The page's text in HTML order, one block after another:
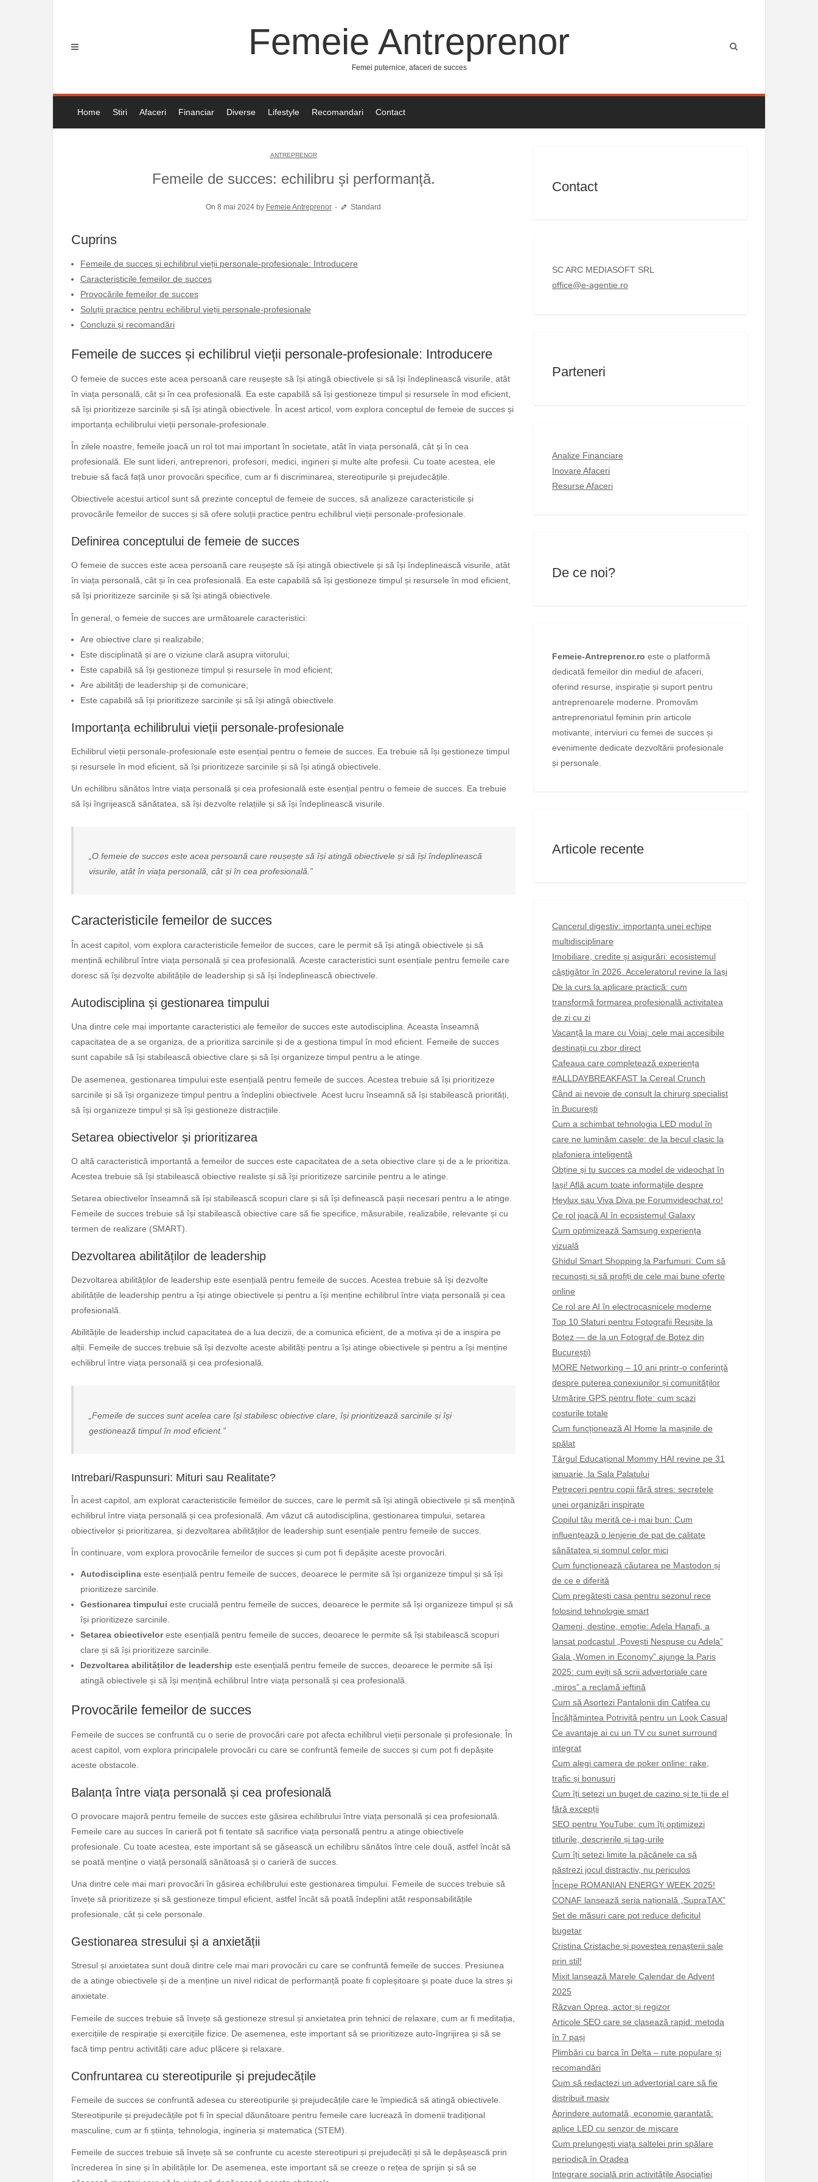
Femeie Antreprenor
Femei puternice, afaceri de succes
Home Stiri Afaceri Financiar Diverse Lifestyle Recomandari Contact
ANTREPRENOR
Femeile de succes: echilibru și performanță.
On 8 mai 2024 by Femeie Antreprenor Standard
Cuprins
Femeile de succes și echilibrul vieții personale-profesionale: Introducere
Caracteristicile femeilor de succes
Provocările femeilor de succes
Soluții practice pentru echilibrul vieții personale-profesionale
Concluzii și recomandări
Femeile de succes și echilibrul vieții personale-profesionale: Introducere
O femeie de succes este acea persoană care reușește să își atingă obiectivele și să își îndeplinească visurile, atât
în viața personală, cât și în cea profesională. Ea este capabilă să își gestioneze timpul și resursele în mod eficient,
să își prioritizeze sarcinile și să își atingă obiectivele. În acest articol, vom explora conceptul de femeie de succes și
importanța echilibrului vieții personale-profesionale.
În zilele noastre, femeile joacă un rol tot mai important în societate, atât în viața personală, cât și în cea
profesională. Ele sunt lideri, antreprenori, profesori, medici, ingineri și multe alte profesii. Cu toate acestea, ele
trebuie să facă față unor provocări specifice, cum ar fi discriminarea, stereotipurile și prejudecățile.
Obiectivele acestui articol sunt să prezinte conceptul de femeie de succes, să analizeze caracteristicile și
provocările femeilor de succes și să ofere soluții practice pentru echilibrul vieții personale-profesionale.
Definirea conceptului de femeie de succes
O femeie de succes este acea persoană care reușește să își atingă obiectivele și să își îndeplinească visurile, atât
în viața personală, cât și în cea profesională. Ea este capabilă să își gestioneze timpul și resursele în mod eficient,
să își prioritizeze sarcinile și să își atingă obiectivele.
În general, o femeie de succes are următoarele caracteristici:
Are obiective clare și realizabile;
Este disciplinată și are o viziune clară asupra viitorului;
Este capabilă să își gestioneze timpul și resursele în mod eficient;
Are abilități de leadership și de comunicare;
Este capabilă să își prioritizeze sarcinile și să își atingă obiectivele.
Importanța echilibrului vieții personale-profesionale
Echilibrul vieții personale-profesionale este esențial pentru o femeie de succes. Ea trebuie să își gestioneze timpul
și resursele în mod eficient, să își prioritizeze sarcinile și să își atingă obiectivele.
Un echilibru sănătos între viața personală și cea profesională este esențial pentru o femeie de succes. Ea trebuie
să își îngrijească sănătatea, să își dezvolte relațiile și să își îndeplinească visurile.
„O femeie de succes este acea persoană care reușește să își atingă obiectivele și să își îndeplinească
visurile, atât în viața personală, cât și în cea profesională.”
Caracteristicile femeilor de succes
În acest capitol, vom explora caracteristicile femeilor de succes, care le permit să își atingă obiectivele și să
mențină echilibrul între viața personală și cea profesională. Aceste caracteristici sunt esențiale pentru femeile care
doresc să își dezvolte abilitățile de leadership și să își îndeplinească obiectivele.
Autodisciplina și gestionarea timpului
Una dintre cele mai importante caracteristici ale femeilor de succes este autodisciplina. Aceasta înseamnă
capacitatea de a se organiza, de a prioritiza sarcinile și de a gestiona timpul în mod eficient. Femeile de succes
sunt capabile să își stabilească obiective clare și să își organizeze timpul pentru a le atinge.
De asemenea, gestionarea timpului este esențială pentru femeile de succes. Acestea trebuie să își prioritizeze
sarcinile și să își organizeze timpul pentru a îndeplini obiectivele. Acest lucru înseamnă să își stabilească priorități,
să își organizeze timpul și să își gestioneze distracțiile.
Setarea obiectivelor și prioritizarea
O altă caracteristică importantă a femeilor de succes este capacitatea de a seta obiective clare și de a le prioritiza.
Acestea trebuie să își stabilească obiective realiste și să își prioritizeze sarcinile pentru a le atinge.
Setarea obiectivelor înseamnă să își stabilească scopuri clare și să își definească pașii necesari pentru a le atinge.
Femeile de succes trebuie să își stabilească obiective care să fie specifice, măsurabile, realizabile, relevante și cu
termen de realizare (SMART).
Dezvoltarea abilităților de leadership
Dezvoltarea abilităților de leadership este esențială pentru femeile de succes. Acestea trebuie să își dezvolte
abilitățile de leadership pentru a își atinge obiectivele și pentru a își menține echilibrul între viața personală și cea
profesională.
Abilitățile de leadership includ capacitatea de a lua decizii, de a comunica eficient, de a motiva și de a inspira pe
alții. Femeile de succes trebuie să își dezvolte aceste abilități pentru a își atinge obiectivele și pentru a își menține
echilibrul între viața personală și cea profesională.
„Femeile de succes sunt acelea care își stabilesc obiective clare, își prioritizează sarcinile și își
gestionează timpul în mod eficient.”
Intrebari/Raspunsuri: Mituri sau Realitate?
În acest capitol, am explorat caracteristicile femeilor de succes, care le permit să își atingă obiectivele și să mențină
echilibrul între viața personală și cea profesională. Am văzut că autodisciplina, gestionarea timpului, setarea
obiectivelor și prioritizarea, și dezvoltarea abilităților de leadership sunt esențiale pentru femeile de succes.
În continuare, vom explora provocările femeilor de succes și cum pot fi depășite aceste provocări.
Autodisciplina este esențială pentru femeile de succes, deoarece le permite să își organizeze timpul și să își
prioritizeze sarcinile.
Gestionarea timpului este crucială pentru femeile de succes, deoarece le permite să își organizeze timpul și să
își prioritizeze sarcinile.
Setarea obiectiveloreste esențială pentru femeile de succes, deoarece le permite să își stabilească scopuri
clare și să își prioritizeze sarcinile.
Dezvoltarea abilităților de leadership este esențială pentru femeile de succes, deoarece le permite să își
atingă obiectivele și să își mențină echilibrul între viața personală și cea profesională.
Provocările femeilor de succes
Femeile de succes se confruntă cu o serie de provocări care pot afecta echilibrul vieții personale și profesionale. În
acest capitol, vom explora principalele provocări cu care se confruntă femeile de succes și cum pot fi depășite
aceste obstacole.
Balanța între viața personală și cea profesională
O provocare majoră pentru femeile de succes este găsirea echilibrului între viața personală și cea profesională.
Femeile care au succes în carieră pot fi tentate să sacrifice viața personală pentru a atinge obiectivele
profesionale. Cu toate acestea, este important să se găsească un echilibru sănătos între cele două, astfel încât să
se poată menține o viață personală sănătoasă și o carieră de succes.
Una dintre cele mai mari provocări în găsirea echilibrului este gestionarea timpului. Femeile de succes trebuie să
învețe să prioritizeze și să gestioneze timpul eficient, astfel încât să poată îndeplini atât responsabilitățile
profesionale, cât și cele personale.
Gestionarea stresului și a anxietății
Stresul și anxietatea sunt două dintre cele mai mari provocări cu care se confruntă femeile de succes. Presiunea
de a atinge obiectivele și de a menține un nivel ridicat de performanță poate fi copleșitoare și poate duce la stres și
anxietate.
Femeile de succes trebuie să învețe să gestioneze stresul și anxietatea prin tehnici de relaxare, cum ar fi meditația,
exercițiile de respirație și exercițiile fizice. De asemenea, este important să se prioritizeze auto-îngrijirea și să se
facă timp pentru activități care aduc plăcere și relaxare.
Confruntarea cu stereotipurile și prejudecățile
Femeile de succes se confruntă adesea cu stereotipurile și prejudecățile care le împiedică să atingă obiectivele.
Stereotipurile și prejudecățile pot fi în special dăunătoare pentru femeile care lucrează în domenii tradițional
masculine, cum ar fi știința, tehnologia, ingineria și matematica (STEM).
Femeile de succes trebuie să învețe să se confrunte cu aceste stereotipuri și prejudecăți și să le depășească prin
încrederea în sine și în abilitățile lor. De asemenea, este important să se creeze o rețea de sprijin și să se
Contact
SC ARC MEDIASOFT SRL
office@e-agentie.ro
Parteneri
Analize Financiare
Inovare Afaceri
Resurse Afaceri
De ce noi?
Femeie-Antreprenor.ro este o platformă
dedicată femeilor din mediul de afaceri,
oferind resurse, inspirație și suport pentru
antreprenoarele moderne. Promovăm
antreprenoriatul feminin prin articole
motivante, interviuri cu femei de succes și
evenimente dedicate dezvoltării profesionale
și personale.
Articole recente
Cancerul digestiv: importanța unei echipe
multidisciplinare
Imobiliare, credite și asigurări: ecosistemul
câștigător în 2026. Acceleratorul revine la Iași
De la curs la aplicare practică: cum
transformă formarea profesională activitatea
de zi cu zi
Vacanță la mare cu Voiaj: cele mai accesibile
destinații cu zbor direct
Cafeaua care completează experiența
#ALLDAYBREAKFAST la Cereal Crunch
Când ai nevoie de consult la chirurg specialist
în București
Cum a schimbat tehnologia LED modul în
care ne luminăm casele: de la becul clasic la
plafoniera inteligentă
Obține și tu succes ca model de videochat în
Iași! Află acum toate informațiile despre
Heylux sau Viva Diva pe Forumvideochat.ro!
Ce rol joacă AI în ecosistemul Galaxy
Cum optimizează Samsung experiența
vizuală
Ghidul Smart Shopping la Parfumuri: Cum să
recunoști și să profiți de cele mai bune oferte
online
Ce rol are AI în electrocasnicele moderne
Top 10 Sfaturi pentru Fotografii Reușite la
Botez — de la un Fotograf de Botez din
București)
MORE Networking – 10 ani printr-o conferință
despre puterea conexiunilor și comunităților
Urmărire GPS pentru flote: cum scazi
costurile totale
Cum funcționează AI Home la mașinile de
spălat
Târgul Educațional Mommy HAI revine pe 31
ianuarie, la Sala Palatului
Petreceri pentru copii fără stres: secretele
unei organizări inspirate
Copilul tău merită ce-i mai bun: Cum
influențează o lenjerie de pat de calitate
sănătatea și somnul celor mici
Cum funcționează căutarea pe Mastodon și
de ce e diferită
Cum pregătești casa pentru sezonul rece
folosind tehnologie smart
Oameni, destine, emoție: Adela Hanafi, a
lansat podcastul „Povești Nespuse cu Adela”
Gala „Women in Economy” ajunge la Paris
2025: cum eviți să scrii advertoriale care
„miros” a reclamă ieftină
Cum să Asortezi Pantalonii din Catifea cu
Încălțămintea Potrivită pentru un Look Casual
Ce avantaje ai cu un TV cu sunet surround
integrat
Cum alegi camera de poker online: rake,
trafic și bonusuri
Cum îți setezi un buget de cazino și te ții de el
fără excepții
SEO pentru YouTube: cum îți optimizezi
titlurile, descrierile și tag-urile
Cum îți setezi limite la păcănele ca să
păstrezi jocul distractiv, nu periculos
Începe ROMANIAN ENERGY WEEK 2025!
CONAF lansează seria națională „SupraTAX”
Set de măsuri care pot reduce deficitul
bugetar
Cristina Cristache și povestea renașterii sale
prin stil!
Mixit lansează Marele Calendar de Advent
2025
Răzvan Oprea, actor și regizor
Articole SEO care se clasează rapid: metoda
în 7 pași
Plimbări cu barca în Delta – rute populare și
recomandări
Cum să redactezi un advertorial care să fie
distribuit masiv
Aprindere automată, economie garantată:
aplice LED cu senzor de mișcare
Cum prelungești viața saltelei prin spălare
periodică în Oradea
Integrare socială prin activitățile Asociației